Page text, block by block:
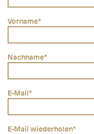
Vorname*
Nachname*
E-Mail*
E-Mail wiederholen*